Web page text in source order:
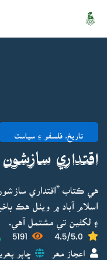
تاريخ، فلسفو ۽ سياست
اقتداري سازشون
هي ڪتاب ”اقتداري
اسلام آباد ۾ ويٺل هڪ
۽ لکڻين تي مشتمل آهي.
4.5/5.0
5191
اعجاز مھر ڇاپو